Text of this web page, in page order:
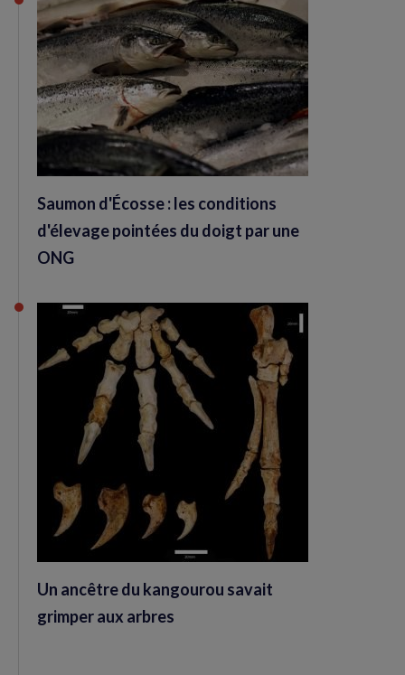
Saumon d'Écosse : les conditions
d'élevage pointées du doigt par une
ONG
Un ancêtre du kangourou savait
grimper aux arbres